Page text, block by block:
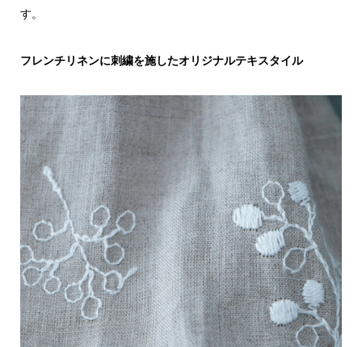
す。
フレンチリネンに刺繍を施したオリジナルテキスタイル